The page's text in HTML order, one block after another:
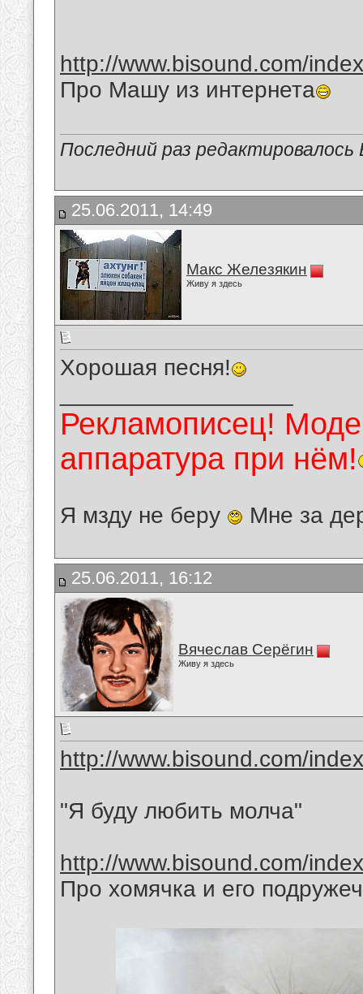
http://www.bisound.com/
Про Машу из интернета
Последний раз
25.06.2011, 14:49
Макс Железякин
Живу я здесь
Хорошая песня!
Рекламописец!
аппаратура при нём!
Я мзду не беру Мне за
25.06.2011, 16:12
Вячеслав Серёгин
Живу я здесь
http://www.bisound.com/
"Я буду любить молча"
http://www.bisound.com/
Про хомячка и его